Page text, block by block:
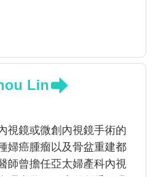
Lin
視鏡或微創內視鏡手術的
婦癌腫瘤以及骨盆重建都
師曾擔任亞太婦產科內視